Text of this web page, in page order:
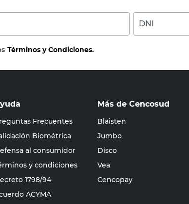
DNI
Términos y Condiciones.
Frecuentes
Biométrica
al consumidor
y condiciones
1798/94
ACYMA
Más de Cencosud
Blaisten
Jumbo
Disco
Vea
Cencopay